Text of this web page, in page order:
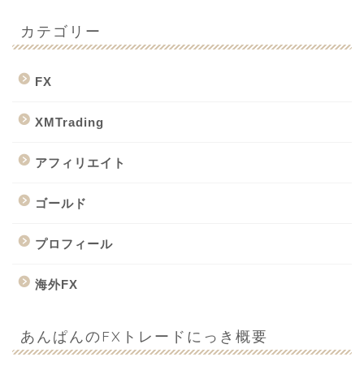
カテゴリー
FX
XMTrading
アフィリエイト
ゴールド
プロフィール
海外FX
あんぱんのFXトレードにっき概要